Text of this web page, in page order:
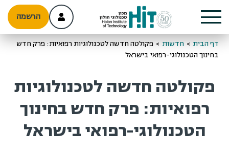
הרשמה
דף הבית > חדשות > פקולטה חדשה לטכנולוגיות רפואיות: פרק חדש
בחינוך הטכנולוגי-רפואי בישראל
פקולטה חדשה לטכנולוגיות
רפואיות: פרק חדש בחינוך
הטכנולוגי-רפואי בישראל